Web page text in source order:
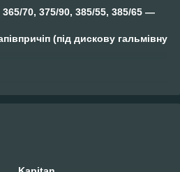
70, 375/90, 385/55, 385/65 —
(під дискову гальмівну